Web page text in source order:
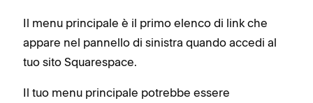
Il menu principale è il primo elenco di link che
appare nel pannello di sinistra quando accedi al
tuo sito Squarespace.
Il tuo menu principale potrebbe essere